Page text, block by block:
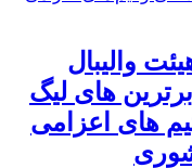
والیبال
برترین های لیگ
های اعزامی